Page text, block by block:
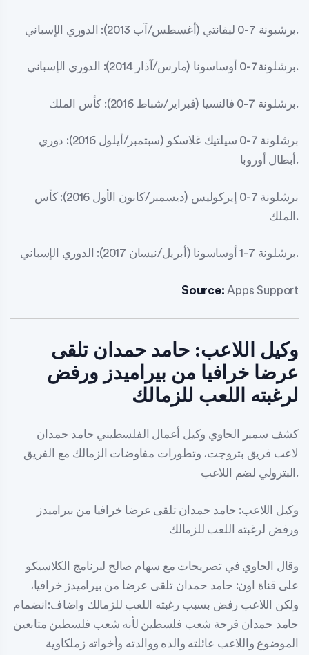
برشبونة 7-0 ليفانتي (أغسطس/آب 2013): الدوري الإسباني.
برشلونة7-0 أوساسونا (مارس/آذار 2014): الدوري الإسباني.
برشلونة 7-0 فالنسيا (فبراير/شباط 2016): كأس الملك.
برشلونة 7-0 سيلتيك غلاسكو (سبتمبر/أيلول 2016): دوري
أبطال أوروبا.
برشلونة 7-0 إيركوليس (ديسمبر/كانون الأول 2016): كأس
الملك.
برشلونة 7-1 أوساسونا (أبريل/نيسان 2017): الدوري الإسباني.
Source: Apps Support
وكيل اللاعب: حامد حمدان تلقى
عرضا خرافيا من بيراميدز ورفض
لرغبته اللعب للزمالك
كشف سمير الحاوي وكيل أعمال الفلسطيني حامد حمدان
لاعب فريق بتروجت، وتطورات مفاوضات الزمالك مع الفريق
البترولي لضم اللاعب.
وكيل اللاعب: حامد حمدان تلقى عرضا خرافيا من بيراميدز
ورفض لرغبته اللعب للزمالك
وقال الحاوي في تصريحات مع سهام صالح لبرنامج الكلاسيكو
على قناة اون: حامد حمدان تلقى عرضا من بيراميدز خرافيا،
ولكن اللاعب رفض بسبب رغبته اللعب للزمالك واضاف:انضمام
حامد حمدان فرحة شعب فلسطين لأنه شعب فلسطين متابعين
الموضوع واللاعب عائلته والده ووالدته وأخواته زملكاوية